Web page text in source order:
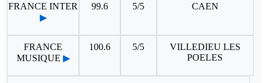
FRANCE INTER
▶
99.6 5/5 CAEN
FRANCE
MUSIQUE ▶
100.6 5/5
VILLEDIEU LES
POELES